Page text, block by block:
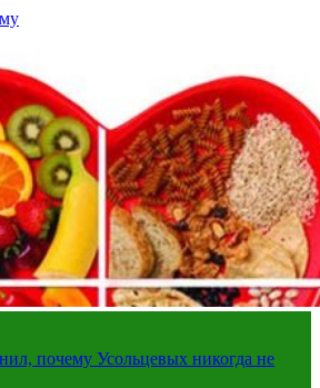
почему Усольцевых никогда не